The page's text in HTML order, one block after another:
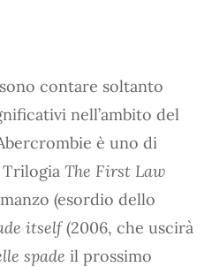
contare soltanto
nell’ambito del
è uno di
Trilogia The First Law
(esordio dello
itself(2006, che uscirà
spade il prossimo